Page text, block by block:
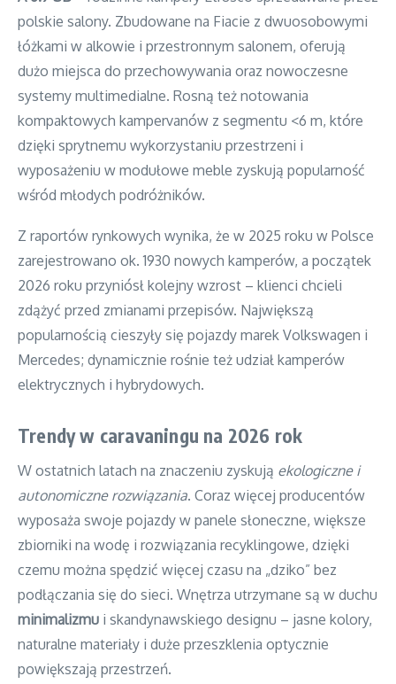
polskie salony. Zbudowane na Fiacie z dwuosobowymi
łóżkami w alkowie i przestronnym salonem, oferują
dużo miejsca do przechowywania oraz nowoczesne
systemy multimedialne. Rosną też notowania
kompaktowych kampervanów z segmentu <6 m, które
dzięki sprytnemu wykorzystaniu przestrzeni i
wyposażeniu w modułowe meble zyskują popularność
wśród młodych podróżników.
Z raportów rynkowych wynika, że w 2025 roku w Polsce
zarejestrowano ok. 1930 nowych kamperów, a początek
2026 roku przyniósł kolejny wzrost – klienci chcieli
zdążyć przed zmianami przepisów. Największą
popularnością cieszyły się pojazdy marek Volkswagen i
Mercedes; dynamicznie rośnie też udział kamperów
elektrycznych i hybrydowych.
Trendy w caravaningu na 2026 rok
W ostatnich latach na znaczeniu zyskują ekologiczne i
autonomiczne rozwiązania. Coraz więcej producentów
wyposaża swoje pojazdy w panele słoneczne, większe
zbiorniki na wodę i rozwiązania recyklingowe, dzięki
czemu można spędzić więcej czasu na „dziko” bez
podłączania się do sieci. Wnętrza utrzymane są w duchu
minimalizmu i skandynawskiego designu – jasne kolory,
naturalne materiały i duże przeszklenia optycznie
powiększają przestrzeń.